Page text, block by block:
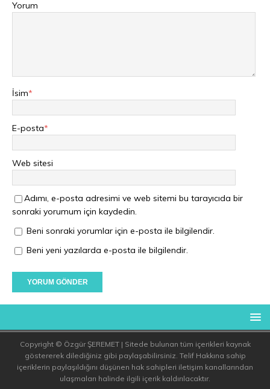
Yorum
İsim*
E-posta*
Web sitesi
Adımı, e-posta adresimi ve web sitemi bu tarayıcıda bir
sonraki yorumum için kaydedin.
Beni sonraki yorumlar için e-posta ile bilgilendir.
Beni yeni yazılarda e-posta ile bilgilendir.
Copyright © Özgür ŞEREMET | Sitede bulunan tüm içerikleri kaynak
göstererek dilediğiniz gibi paylaşabilirsiniz. Telif Hakkına sahip
içeriklerin paylaşıldığını düşünen hak sahipleri iletişim kanallarından
ulaşmaları halinde ilgili içerik kaldırılacaktır.